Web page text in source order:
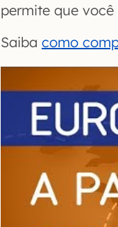
permite que
Saiba como